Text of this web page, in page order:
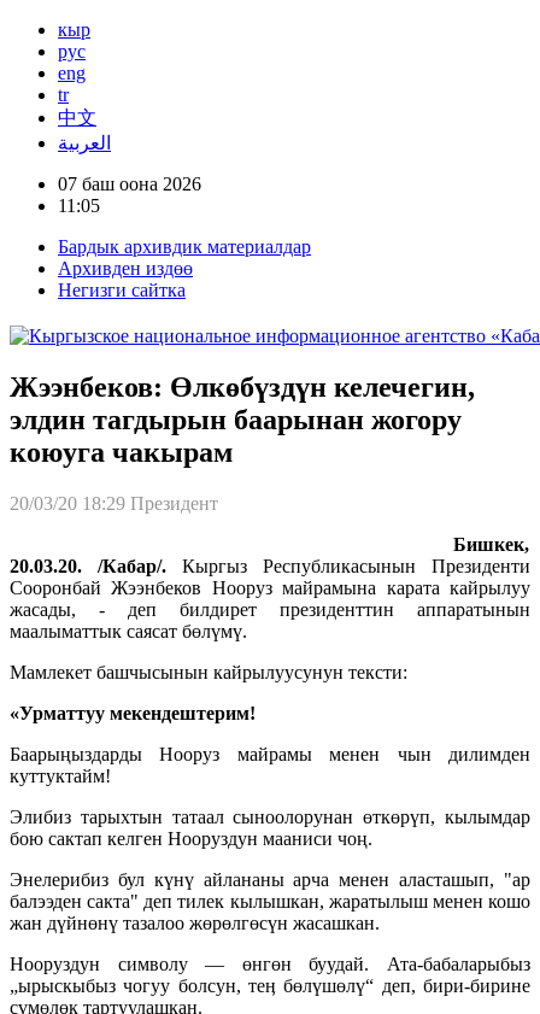
кыр
рус
eng
tr
中文
العربية
07 баш оона 2026
11:05
Бардык архивдик материалдар
Архивден издөө
Негизги сайтка
Жээнбеков: Өлкөбүздүн келечегин,
элдин тагдырын баарынан жогору
коюуга чакырам
20/03/20 18:29 Президент
Бишкек,
20.03.20. /Кабар/. Кыргыз Республикасынын Президенти
Сооронбай Жээнбеков Нооруз майрамына карата кайрылуу
жасады, - деп билдирет президенттин аппаратынын
маалыматтык саясат бөлүмү.
Мамлекет башчысынын кайрылуусунун тексти:
«Урматтуу мекендештерим!
Баарыңыздарды Нооруз майрамы менен чын дилимден
куттуктайм!
Элибиз тарыхтын татаал сыноолорунан өткөрүп, кылымдар
бою сактап келген Нооруздун мааниси чоң.
Энелерибиз бул күнү айлананы арча менен аласташып, "ар
балээден сакта" деп тилек кылышкан, жаратылыш менен кошо
жан дүйнөнү тазалоо жөрөлгөсүн жасашкан.
Нооруздун символу — өнгөн буудай. Ата-бабаларыбыз
„ырыскыбыз чогуу болсун, теӊ бөлүшөлү“ деп, бири-бирине
сүмөлөк тартуулашкан.